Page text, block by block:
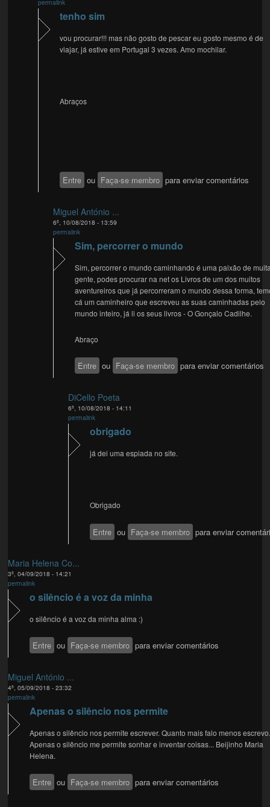
permalink
tenho sim
vou procurar!!! mas não gosto de pescar eu gosto mesmo é de
viajar, já estive em Portugal 3 vezes. Amo mochilar.
Abraços
Entre ou Faça-se membro para enviar comentários
Miguel António ...
6ª, 10/08/2018 - 13:59
permalink
Sim, percorrer o mundo
Sim, percorrer o mundo caminhando é uma paixão de
gente, podes procurar na net os Livros de um dos muitos
aventureiros que já percorreram o mundo dessa forma,
cá um caminheiro que escreveu as suas caminhadas pelo
mundo inteiro, já li os seus livros - O Gonçalo Cadilhe.
Abraço
Entre ou Faça-se membro para enviar comentários
DiCello Poeta
6ª, 10/08/2018 - 14:11
permalink
obrigado
já dei uma espiada no site.
Obrigado
Entre ou Faça-se membro para enviar
Maria Helena Co...
3ª, 04/09/2018 - 14:21
permalink
o silêncio é a voz da minha
o silêncio é a voz da minha alma :)
Entre ou Faça-se membro para enviar comentários
Miguel António ...
4ª, 05/09/2018 - 23:32
permalink
Apenas o silêncio nos permite
Apenas o silêncio nos permite escrever. Quanto mais falo menos
Apenas o silêncio me permite sonhar e inventar coisas... Beijinho Maria
Helena.
Entre ou Faça-se membro para enviar comentários